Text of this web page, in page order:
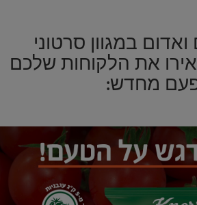
במגוון סרטוני
את הלקוחות שלכם
מחדש: